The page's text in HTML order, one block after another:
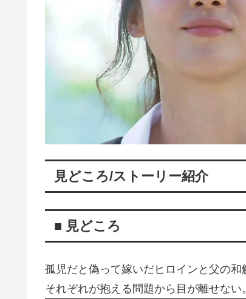
見どころ/ストーリー紹介
■ 見どころ
孤児だと偽って嫁いだヒロインと父の
それぞれが抱える問題から目が離せない